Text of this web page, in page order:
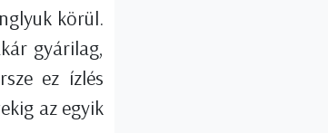
körül.
gyárilag,
ez ízlés
az egyik